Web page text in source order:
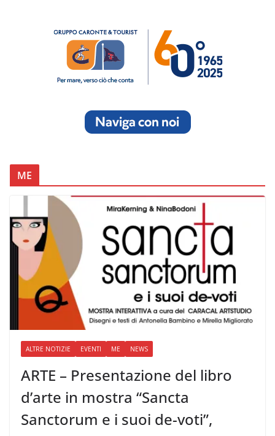
ME
ALTRE NOTIZIE EVENTI ME NEWS
ARTE – Presentazione del libro
d’arte in mostra “Sancta
Sanctorum e i suoi de-voti”,